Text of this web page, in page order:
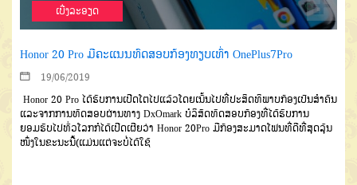
ເບີ່ງລະອຽດ
Honor 20 Pro ມີຄະແນນທົດສອບກ້ອງທຽບເທົ່າ OnePlus7Pro
19/06/2019
Honor 20 Pro ໄດ້ຮັບການເປີດໂຕໄປແລ້ວໂດຍເນັ້ນໄປທີ່ປະສິດທິພາບກ້ອງເປັນສຳຄັນ
ແລະຈາກການທົດສອບຜ່ານທາງ DxOmark ບໍລິສັດທົດສອບກ້ອງທີ່ໄດ້ຮັບການ
ຍອມຮັບໄປທົ່ວໂລກກໍໄດ້ເປີດເຜີຍວ່າ Honor 20Pro ມີກ້ອງສະມາດໂຟນທີ່ດີທີ່ສຸດລຸ້ນ
ໜຶ່ງໃນຂະນະນີ້(ແມ່ນແຕ່ຈະບໍ່ໄດ້ໃຊ້